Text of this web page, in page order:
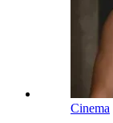
Cinema